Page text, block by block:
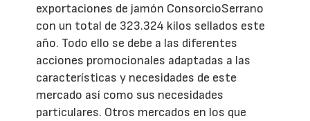
exportaciones de jamón ConsorcioSerrano
con un total de 323.324 kilos sellados este
año. Todo ello se debe a las diferentes
acciones promocionales adaptadas a las
características y necesidades de este
mercado así como sus necesidades
particulares. Otros mercados en los que